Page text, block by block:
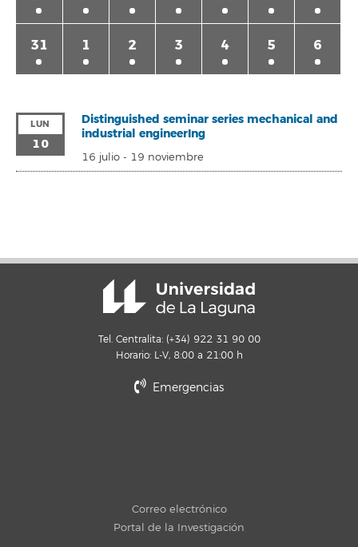
31 1 2 3 4 5 6
LUN
10
Distinguished seminar series mechanical and
industrial engineerIng
16 julio- 19 noviembre
Tel. Centralita: (+34) 922 31 90 00
Horario: L-V, 8:00 a 21:00 h
Emergencias
Correo electrónico
Portal de la Investigación